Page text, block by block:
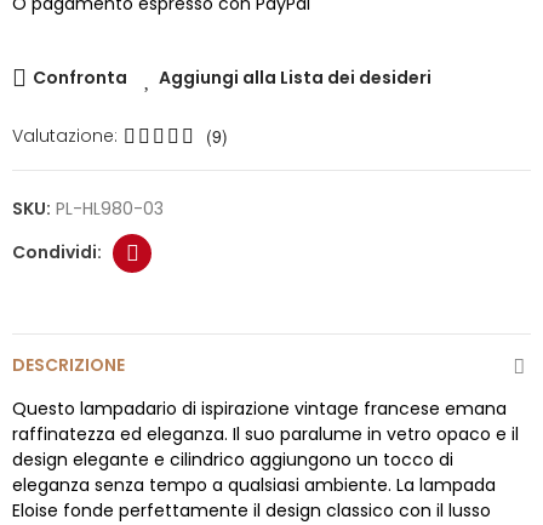
Confronta Aggiungi alla Lista dei desideri
Valutazione: (9)
SKU: PL-HL980-03
DESCRIZIONE
Questo lampadario di ispirazione vintage francese emana
raffinatezza ed eleganza. Il suo paralume in vetro opaco e il
design elegante e cilindrico aggiungono un tocco di
eleganza senza tempo a qualsiasi ambiente. La lampada
Eloise fonde perfettamente il design classico con il lusso